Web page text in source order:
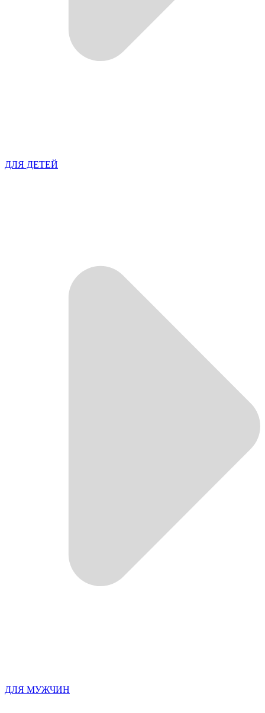
ДЛЯ ДЕТЕЙ
ДЛЯ МУЖЧИН